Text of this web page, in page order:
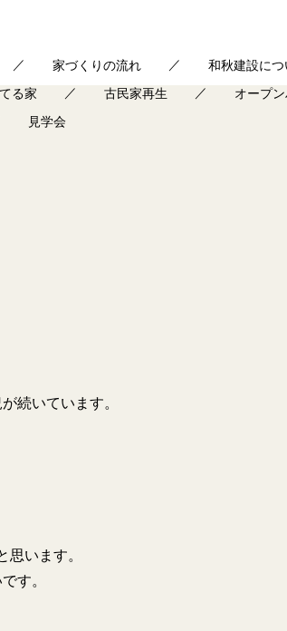
家づくりの流れ 和秋建設につ
る家 古民家再生 オープ
見学会
続いています。
います。
す。